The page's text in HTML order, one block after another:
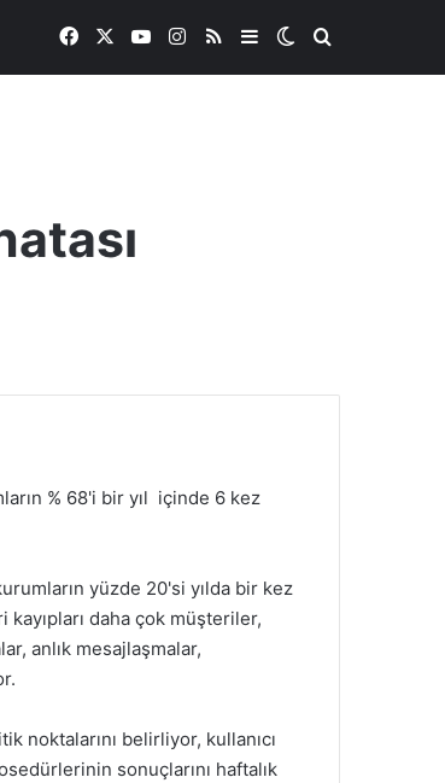
FacebookYouTubeInstagram
RSSKenar Bölmesi
Dış görünümü
% 68'i bir yıl içinde 6 kez
yüzde 20'si yılda bir kez
kayıpları daha çok müşteriler,
anlık mesajlaşmalar,
noktalarını belirliyor, kullanıcı
sonuçlarını haftalık